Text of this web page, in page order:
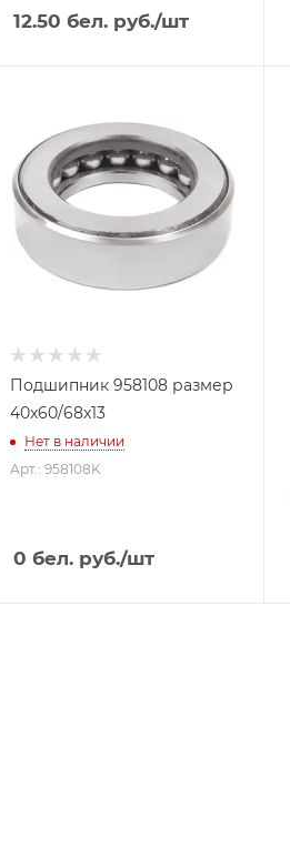
12.50 бел. руб./шт
Подшипник 958108 размер
40x60/68x13
Нет в наличии
Арт.: 958108K
0 бел. руб./шт